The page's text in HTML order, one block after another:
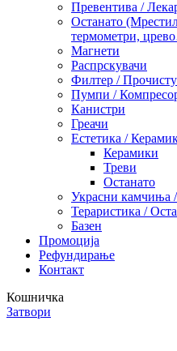
Превентива /
Останато
термометри,
Магнети
Распрскувачи
Филтер /
Пумпи /
Канистри
Греачи
Естетика /
Керамики
Треви
Останато
Украсни камчиња
Тераристика /
Базен
Промоција
Рефундирање
Контакт
Кошничка
Затвори